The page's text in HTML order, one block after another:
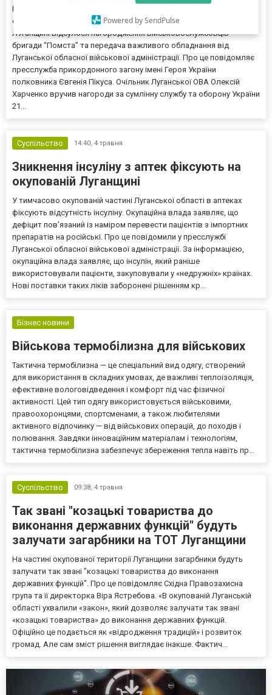
Powered by SendPulse
Разом з відзнаками військові отримали партію необхідного
обладнання З нагоди нещодавнього Дня прикордонника, на
ЛУганщині відбулося нагородження військовослужбовців
бригади “Помста” та передача важливого обладнання від
Луганської обласної військової адміністрації. Про це повідомляє
пресслужба прикордонного загону імені Героя України
полковника Євгенія Пікуса. Очільник Луганської ОВА Олексій
Харченко вручив нагороди за сумлінну службу та оборону України
21...
Суспільство 14:40, 4 травня
Зникнення інсуліну з аптек фіксують на
окупованій Луганщині
У тимчасово окупованій частині Луганської області в аптеках
фіксують відсутність інсуліну. Окупаційна влада заявляє, що
дефіцит пов’язаний із наміром перевести пацієнтів з імпортних
препаратів на російські. Про це повідомили у пресслужбі
Луганської обласної військової адміністрації. За інформацією,
окупаційна влада заявляє, що інсулін, який раніше
використовували пацієнти, закуповували у «недружніх» країнах.
Нові поставки таких ліків заборонені рішенням кр...
Бізнес новини
Військова термобілизна для військових
Тактична термобілизна — це спеціальний вид одягу, створений
для використання в складних умовах, де важливі теплоізоляція,
ефективне вологовідведення і комфорт під час фізичної
активності. Цей тип одягу використовується військовими,
правоохоронцями, спортсменами, а також любителями
активного відпочинку — від військових операцій, до походів і
полювання. Завдяки інноваційним матеріалам і технологіям,
тактична термобілизна забезпечує збереження тепла навіть пр...
Суспільство 09:38, 4 травня
Так звані "козацькі товариства до
виконання державних функцій" будуть
залучати загарбники на ТОТ Луганщини
На частині окупованої території Луганщини загарбники будуть
залучати так звані "козацькі товариства до виконання
державних функцій". Про це повідомляє Східна Правозахисна
група та її директорка Віра Ястребова. «В окупованій Луганській
області ухвалили «закон», який дозволяє залучати так звані
«козацькі товариства» до виконання державних функцій.
Офіційно це подається як «відродження традицій» і розвиток
громад. Але сам зміст рішення виглядає інакше. Фактич...